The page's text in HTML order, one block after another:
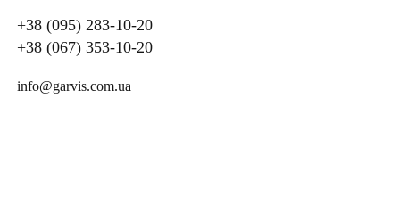
+38 (095) 283-10-20
+38 (067) 353-10-20
info@garvis.com.ua